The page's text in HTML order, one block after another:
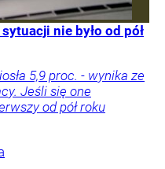
nie było od pół
5,9 proc. - wynika ze
Jeśli się one
od pół roku